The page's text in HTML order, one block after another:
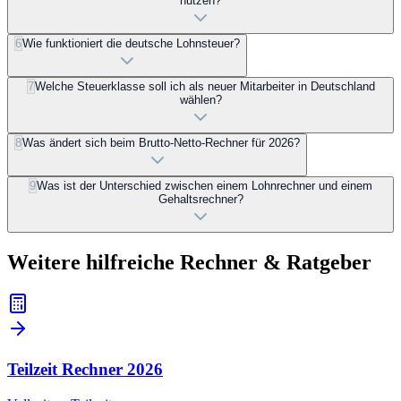
6Wie funktioniert die deutsche Lohnsteuer?
7Welche Steuerklasse soll ich als neuer Mitarbeiter in Deutschland
wählen?
8Was ändert sich beim Brutto-Netto-Rechner für 2026?
9Was ist der Unterschied zwischen einem Lohnrechner und einem
Gehaltsrechner?
Weitere hilfreiche Rechner & Ratgeber
Teilzeit Rechner 2026